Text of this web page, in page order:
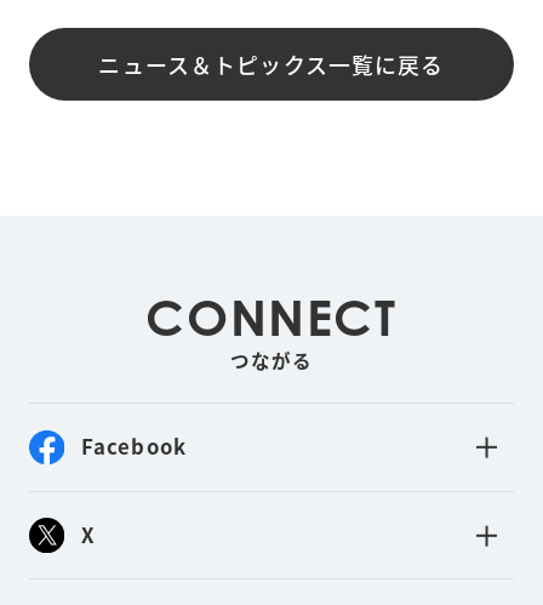
ニュース＆トピックス一覧に戻る
CONNECT
つながる
Facebook
X